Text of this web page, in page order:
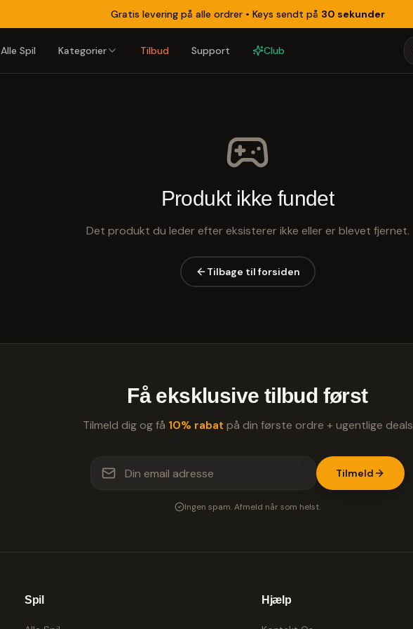
Gratis levering på alle ordrer • Keys sendt på 30 sekunder
Alle Spil Kategorier Tilbud Support Club
Produkt ikke fundet
Det produkt du leder efter eksisterer ikke eller er blevet fjernet.
Tilbage til forsiden
Få eksklusive tilbud først
Tilmeld dig og få 10% rabat på din første ordre + ugentlige deals
Tilmeld
Ingen spam. Afmeld når som helst.
Spil Hjælp